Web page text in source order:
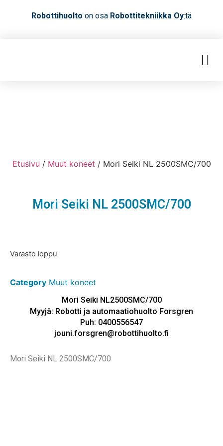
Robottihuolto on osa Robottitekniikka Oy:tä
Etusivu / Muut koneet / Mori Seiki NL 2500SMC/700
Mori Seiki NL 2500SMC/700
Varasto loppu
Category Muut koneet
Mori Seiki NL2500SMC/700
Myyjä: Robotti ja automaatiohuolto Forsgren
Puh: 0400556547
jouni.forsgren@robottihuolto.fi
Mori Seiki NL 2500SMC/700